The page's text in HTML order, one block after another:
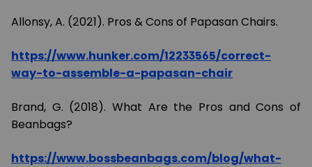
Allonsy, A. (2021). Pros & Cons of Papasan Chairs.
https://www.hunker.com/12233565/correct-
way-to-assemble-a-papasan-chair
Brand, G. (2018). What Are the Pros and Cons of
Beanbags?
https://www.bossbeanbags.com/blog/what-